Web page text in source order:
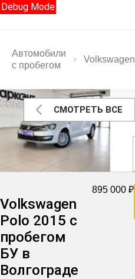
Debug Mode
Автомобили
с пробегом
Volkswagen
СМОТРЕТЬ ВСЕ
Volkswagen
Polo 2015 с
пробегом
БУ в
Волгограде
895 000 ₽